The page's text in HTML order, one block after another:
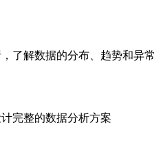
了解数据的分布、趋势和异常
完整的数据分析方案